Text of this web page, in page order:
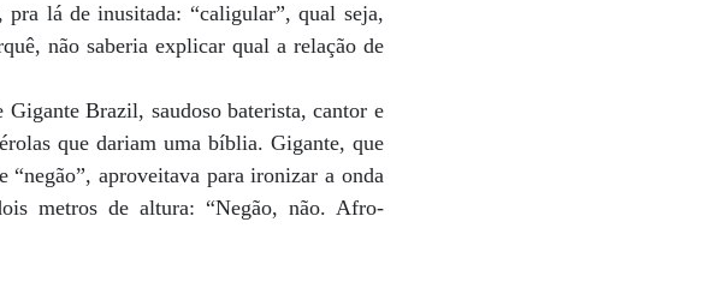
lá de inusitada: “caligular”, qual seja,
não saberia explicar qual a relação de
Gigante Brazil, saudoso baterista, cantor e
que dariam uma bíblia. Gigante, que
aproveitava para ironizar a onda
metros de altura: “Negão, não. Afro-